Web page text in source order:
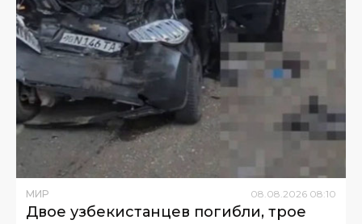
МИР 08 08 2026 08:10
Двое узбекистанцев погибли, трое